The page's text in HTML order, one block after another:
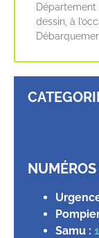
dessin, à
Samu :